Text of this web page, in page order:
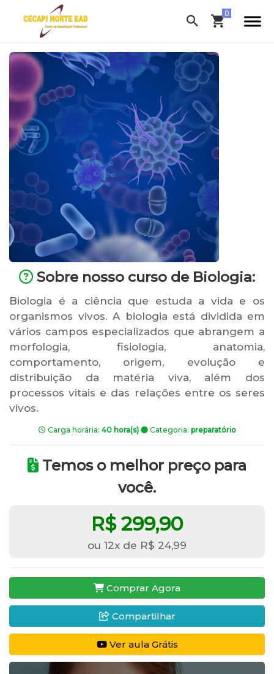
Sobre nosso curso de Biologia:
Biologia é a ciência que estuda a vida e os
organismos vivos. A biologia está dividida em
vários campos especializados que abrangem a
morfologia, fisiologia, anatomia,
comportamento, origem, evolução e
distribuição da matéria viva, além dos
processos vitais e das relações entre os seres
vivos.
Carga horária: 40 hora(s) Categoria: preparatório
Temos o melhor preço para
você.
R$ 299,90
ou 12x de R$ 24,99
Comprar Agora
Compartilhar
Ver aula Grátis